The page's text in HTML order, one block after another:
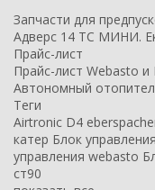
Запчасти для
Адверс 14 ТС МИНИ.
Прайс-лист
Прайс-лист Webasto и
Автономный
Теги
Airtronic D4
катер Блок управления
управления webasto
ст90